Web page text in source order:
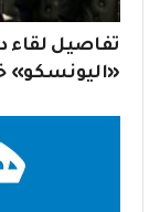
تفاصيل لقاء
«اليونسكو»